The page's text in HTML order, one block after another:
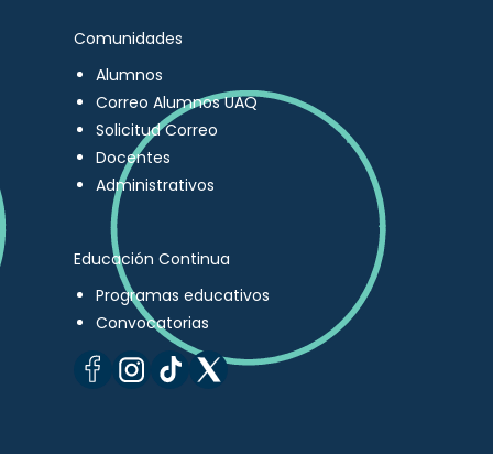
Comunidades
Alumnos
Correo Alumnos UAQ
Solicitud Correo
Docentes
Administrativos
Educación Continua
Programas educativos
Convocatorias